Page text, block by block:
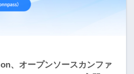
、オープンソースカンファ